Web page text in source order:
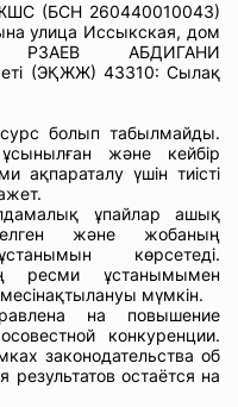
(БСН 260440010043)
улица Иссыкская, дом
АБДИГАНИ
(ЭҚЖЖ) 43310: Сылақ
болып табылмайды.
және кейбір
ақпараталу үшін тиісті
ұпайлар ашық
және жобаның
көрсетеді.
ресми ұстанымымен
мүмкін.
на повышение
конкуренции.
законодательства об
остаётся на